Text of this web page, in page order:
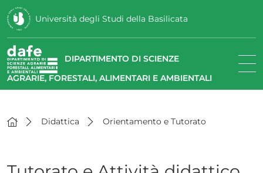
Università degli Studi della Basilicata
DIPARTIMENTO DI SCIENZE
AGRARIE, FORESTALI, ALIMENTARI E AMBIENTALI
Didattica Orientamento e Tutorato